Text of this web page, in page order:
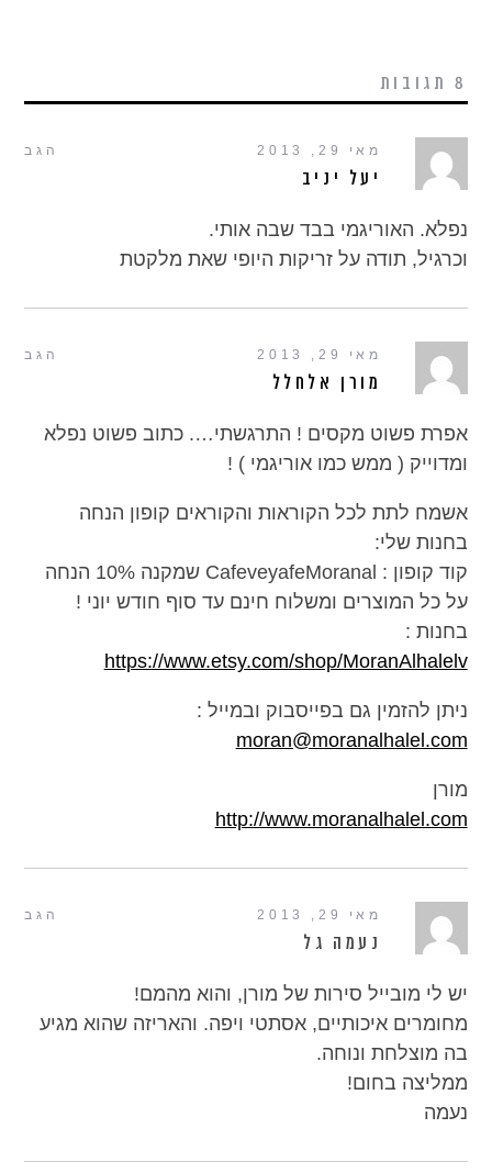
8 תגובות
הגב מאי 29, 2013
יעל יניב
נפלא. האוריגמי בבד שבה אותי.
וכרגיל, תודה על זריקות היופי שאת מלקטת
הגב מאי 29, 2013
מורן אלחלל
אפרת פשוט מקסים ! התרגשתי…. כתוב פשוט נפלא
ומדוייק ( ממש כמו אוריגמי ) !
אשמח לתת לכל הקוראות והקוראים קופון הנחה
בחנות שלי:
קוד קופון : CafeveyafeMoranal שמקנה 10% הנחה
על כל המוצרים ומשלוח חינם עד סוף חודש יוני !
בחנות :
https://www.etsy.com/shop/MoranAlhalelv
ניתן להזמין גם בפייסבוק ובמייל :
moran@moranalhalel.com
מורן
http://www.moranalhalel.com
הגב מאי 29, 2013
נעמה גל
יש לי מובייל סירות של מורן, והוא מהמם!
מחומרים איכותיים, אסתטי ויפה. והאריזה שהוא מגיע
בה מוצלחת ונוחה.
ממליצה בחום!
נעמה